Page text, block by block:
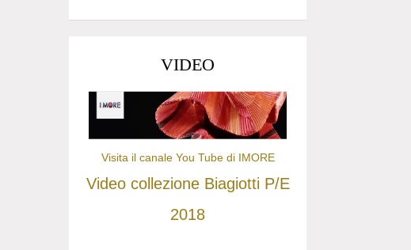
VIDEO
Visita il canale You Tube di IMORE
Video collezione Biagiotti P/E
2018